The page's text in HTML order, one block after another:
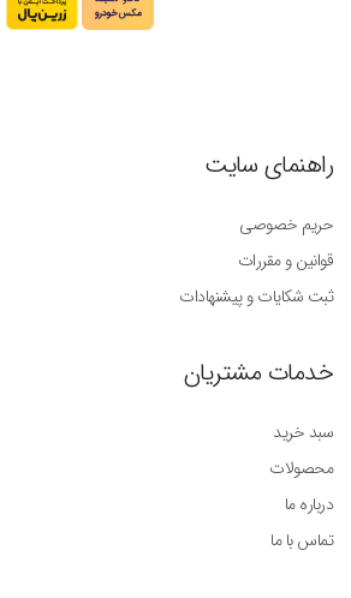
راهنمای سایت
حریم خصوصی
قوانین و مقررات
ثبت شکایات و پیشنهادات
خدمات مشتریان
سبد خرید
محصولات
درباره ما
تماس با ما